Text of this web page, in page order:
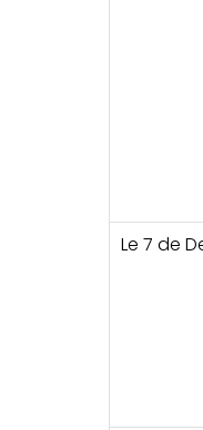
Le 7 de